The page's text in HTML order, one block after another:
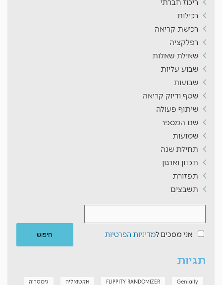
ריכוז חברתי
רכילות
רכישת קריאה
רפלקציה
שאילת שאלות
שבוע עליות
שבועות
שטף ודיוק קריאה
שיתוף פעולה
שם המספר
שמועות
תחילת שנה
תכנון וארגון
תפזורת
תשבצים
אני מסכים למדיניות הפרטיות
תגיות
FLIPPITY RANDOMIZER Genially אקטואליה גימטריה